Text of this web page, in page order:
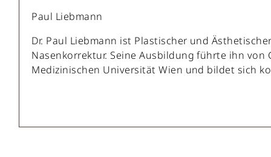
Paul Liebmann
Dr. Paul Liebmann ist Plastischer und
Nasenkorrektur. Seine Ausbildung führte ihn
Medizinischen Universität Wien und bildet sich